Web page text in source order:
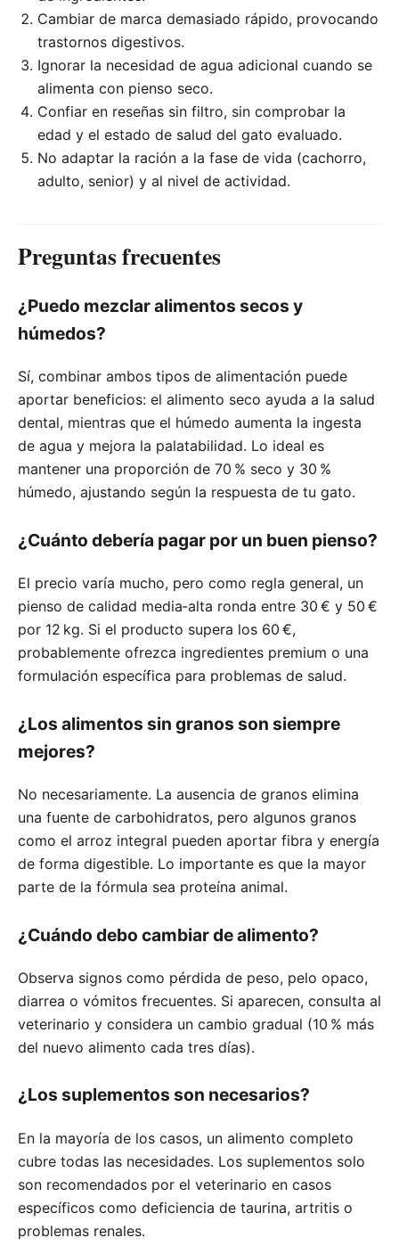
Cambiar de marca demasiado rápido, provocando
trastornos digestivos.
Ignorar la necesidad de agua adicional cuando se
alimenta con pienso seco.
Confiar en reseñas sin filtro, sin comprobar la
edad y el estado de salud del gato evaluado.
No adaptar la ración a la fase de vida (cachorro,
adulto, senior) y al nivel de actividad.
Preguntas frecuentes
¿Puedo mezclar alimentos secos y
húmedos?
Sí, combinar ambos tipos de alimentación puede
aportar beneficios: el alimento seco ayuda a la salud
dental, mientras que el húmedo aumenta la ingesta
de agua y mejora la palatabilidad. Lo ideal es
mantener una proporción de 70 % seco y 30 %
húmedo, ajustando según la respuesta de tu gato.
¿Cuánto debería pagar por un buen pienso?
El precio varía mucho, pero como regla general, un
pienso de calidad media‑alta ronda entre 30 € y 50 €
por 12 kg. Si el producto supera los 60 €,
probablemente ofrezca ingredientes premium o una
formulación específica para problemas de salud.
¿Los alimentos sin granos son siempre
mejores?
No necesariamente. La ausencia de granos elimina
una fuente de carbohidratos, pero algunos granos
como el arroz integral pueden aportar fibra y energía
de forma digestible. Lo importante es que la mayor
parte de la fórmula sea proteína animal.
¿Cuándo debo cambiar de alimento?
Observa signos como pérdida de peso, pelo opaco,
diarrea o vómitos frecuentes. Si aparecen, consulta al
veterinario y considera un cambio gradual (10 % más
del nuevo alimento cada tres días).
¿Los suplementos son necesarios?
En la mayoría de los casos, un alimento completo
cubre todas las necesidades. Los suplementos solo
son recomendados por el veterinario en casos
específicos como deficiencia de taurina, artritis o
problemas renales.